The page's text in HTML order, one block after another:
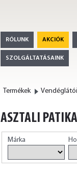
RÓLUNK AKCIÓK
SZOLGÁLTATÁSAINK
Termékek
ASZTALI PATIKA
Márka